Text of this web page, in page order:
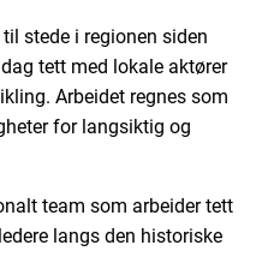
stede i regionen siden
tett med lokale aktører
Arbeidet regnes som
for langsiktig og
team som arbeider tett
langs den historiske